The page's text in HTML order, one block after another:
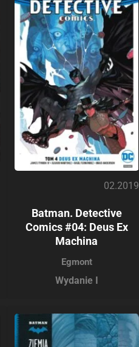
02.2019
Batman. Detective
Comics #04: Deus Ex
Machina
Egmont
Wydanie I